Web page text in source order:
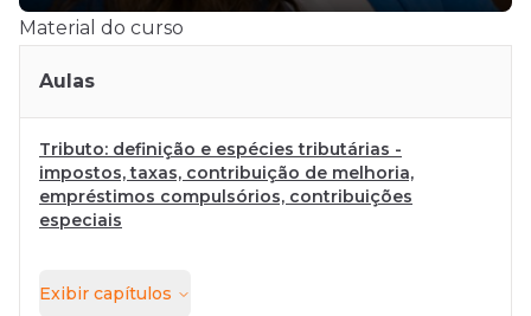
Material do curso
Aulas
Tributo: definição e espécies tributárias -
impostos, taxas, contribuição de melhoria,
empréstimos compulsórios, contribuições
especiais
Exibir capítulos